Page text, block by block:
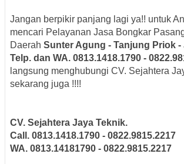
Jangan berpikir panjang lagi ya!! untuk
mencari Pelayanan Jasa Bongkar
Daerah Sunter Agung - Tanjung Priok -
Telp. dan WA. 0813.1418.1790 -
langsung menghubungi CV. Sejahtera
sekarang juga !!!!
CV. Sejahtera Jaya Teknik.
Call. 0813.1418.1790 - 0822.9815.2217
WA. 0813.14181790 - 0822.9815.2217